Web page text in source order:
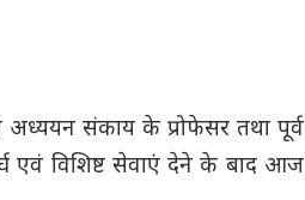
अध्ययन संकाय के प्रोफेसर तथा पूर्व
एवं विशिष्ट सेवाएं देने के बाद आज